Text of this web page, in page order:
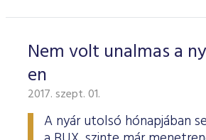
Nem volt unalmas a
en
2017. szept. 01.
A nyár utolsó hónapjában